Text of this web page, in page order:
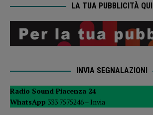
LA TUA PUBBLICITÀ QUI
INVIA SEGNALAZIONI
Radio Sound Piacenza 24
WhatsApp 333 7575246 – Invia